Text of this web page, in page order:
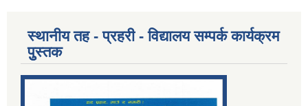
स्थानीय तह - प्रहरी - विद्यालय सम्पर्क कार्यक्रम
पुुस्तक